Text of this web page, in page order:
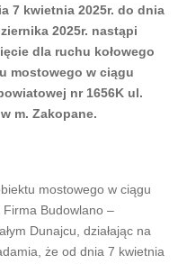
7 kwietnia 2025r. do dnia
2025r. nastąpi
dla ruchu kołowego
mostowego w ciągu
nr 1656K ul.
m. Zakopane.
mostowego w ciągu
Budowlano –
Dunajcu, działając na
że od dnia 7 kwietnia